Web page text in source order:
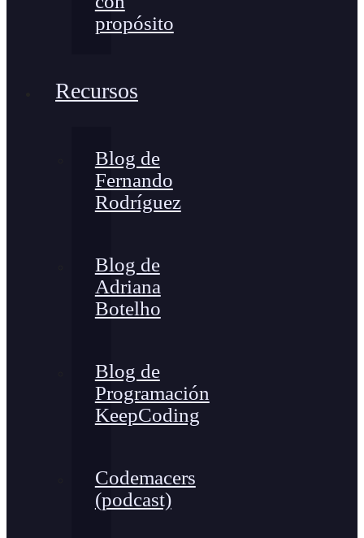
propósito
Recursos
Blog de
Fernando
Rodríguez
Blog de
Adriana
Botelho
Blog de
Programación
KeepCoding
Codemacers
(podcast)